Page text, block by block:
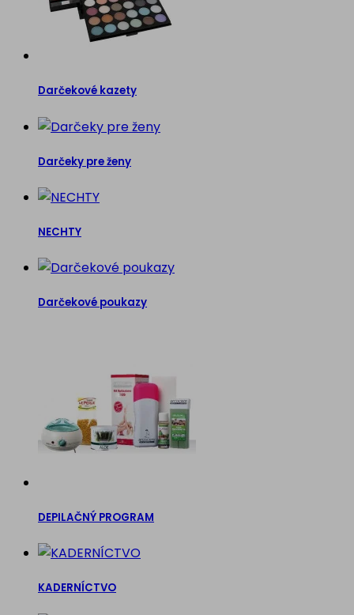
Darčekové kazety
Darčeky pre ženy
NECHTY
Darčekové poukazy
DEPILAČNÝ PROGRAM
KADERNÍCTVO